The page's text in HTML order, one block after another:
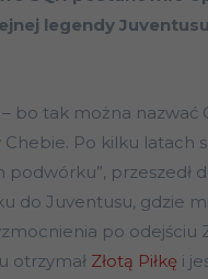
legendy
bo tak można nazwać
Chebie. Po kilku latach
podwórku”, przeszedł
do Juventusu, gdzie
po odejściu
otrzymał Złotą Piłkę i